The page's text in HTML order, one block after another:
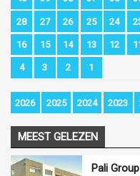
28 27 26 25 24
16 15 14 13 12
4 3 2 1
2026 2025 2024 2023
MEEST GELEZEN
Pali